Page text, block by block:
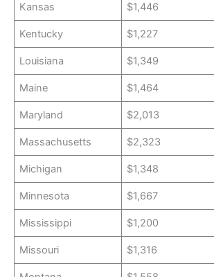
Kansas $1,446
Kentucky $1,227
Louisiana $1,349
Maine $1,464
Maryland $2,013
Massachusetts $2,323
Michigan $1,348
Minnesota $1,667
Mississippi $1,200
Missouri $1,316